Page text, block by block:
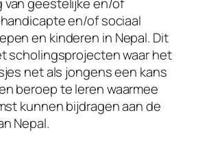
en/of sociaal
en kinderen in Nepal. Dit
scholingsprojecten waar het
net als jongens een kans
beroep te leren waarmee
kunnen bijdragen aan de
Nepal.